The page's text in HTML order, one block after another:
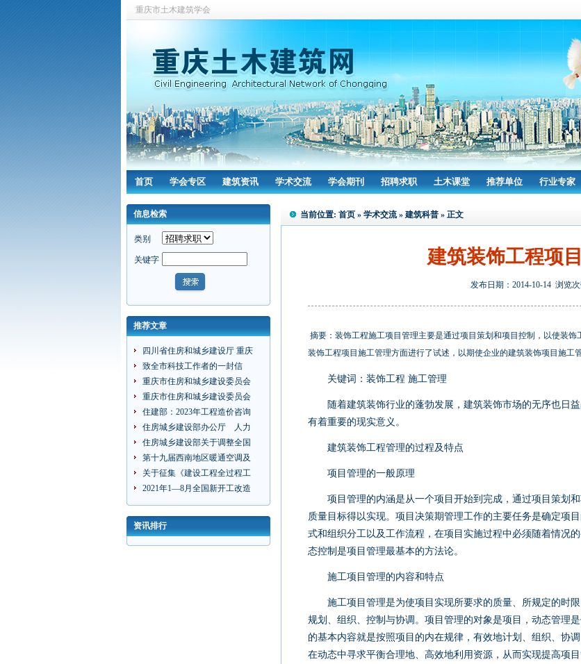
重庆市土木建筑学会
首页 学会专区 建筑资讯 学术交流 学会期刊 招聘求职 土木课堂 推荐单位 行业专家
信息检索
类别
关键字
推荐文章
四川省住房和城乡建设厅 重庆
致全市科技工作者的一封信
重庆市住房和城乡建设委员会
重庆市住房和城乡建设委员会
住建部：2023年工程造价咨询
住房城乡建设部办公厅 人力
住房城乡建设部关于调整全国
第十九届西南地区暖通空调及
关于征集《建设工程全过程工
2021年1—8月全国新开工改造
资讯排行
当前位置: 首页 » 学术交流» 建筑科普 » 正文
建筑装饰工程项
发布日期：2014-10-14 浏览次
摘要：装饰工程施工项目管理主要是通过项目策划和项目控制，以使装
装饰工程项目施工管理方面进行了试述，以期使企业的建筑装饰项目施工
关键词：装饰工程 施工管理
随着建筑装饰行业的蓬勃发展，建筑装饰市场的无序也日益
有着重要的现实意义。
建筑装饰工程管理的过程及特点
项目管理的一般原理
项目管理的内涵是从一个项目开始到完成，通过项目策划和
质量目标得以实现。项目决策期管理工作的主要任务是确定项
式和组织分工以及工作流程，在项目实施过程中必须随着情况
态控制是项目管理最基本的方法论。
施工项目管理的内容和特点
施工项目管理是为使项目实现所要求的质量、所规定的时限
规划、组织、控制与协调。项目管理的对象是项目，动态管理
的基本内容就是按照项目的内在规律，有效地计划、组织、协
在动态中寻求平衡合理地、高效地利用资源，从而实现提高项